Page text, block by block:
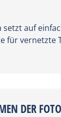
setzt auf
für vernetzte
DER